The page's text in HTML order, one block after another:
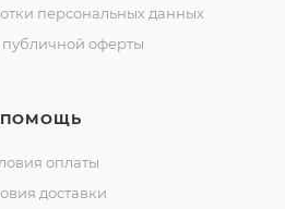
персональных данных
публичной оферты
ПОМОЩЬ
оплаты
доставки